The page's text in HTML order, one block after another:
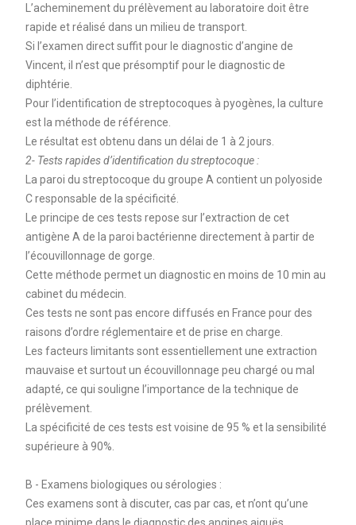
L’acheminement du prélèvement au laboratoire doit être
rapide et réalisé dans un milieu de transport.
Si l’examen direct suffit pour le diagnostic d’angine de
Vincent, il n’est que présomptif pour le diagnostic de
diphtérie.
Pour l’identification de streptocoques à pyogènes, la culture
est la méthode de référence.
Le résultat est obtenu dans un délai de 1 à 2 jours.
2- Tests rapides d’identification du streptocoque :
La paroi du streptocoque du groupe A contient un polyoside
C responsable de la spécificité.
Le principe de ces tests repose sur l’extraction de cet
antigène A de la paroi bactérienne directement à partir de
l’écouvillonnage de gorge.
Cette méthode permet un diagnostic en moins de 10 min au
cabinet du médecin.
Ces tests ne sont pas encore diffusés en France pour des
raisons d’ordre réglementaire et de prise en charge.
Les facteurs limitants sont essentiellement une extraction
mauvaise et surtout un écouvillonnage peu chargé ou mal
adapté, ce qui souligne l’importance de la technique de
prélèvement.
La spécificité de ces tests est voisine de 95 % et la sensibilité
supérieure à 90%.
B - Examens biologiques ou sérologies :
Ces examens sont à discuter, cas par cas, et n’ont qu’une
place minime dans le diagnostic des angines aiguës.